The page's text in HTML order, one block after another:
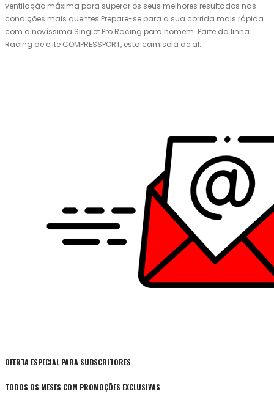
ventilação máxima para superar os seus melhores resultados nas
condições mais quentes.Prepare-se para a sua corrida mais rápida
com a novíssima Singlet Pro Racing para homem. Parte da linha
Racing de elite COMPRESSPORT, esta camisola de al..
OFERTA ESPECIAL PARA SUBSCRITORES
TODOS OS MESES COM PROMOÇÕES EXCLUSIVAS